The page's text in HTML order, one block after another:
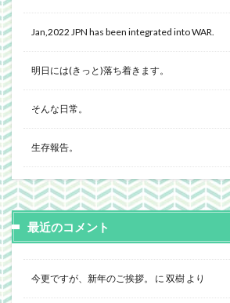
Jan,2022 JPN has been integrated into WAR.
明日には(きっと)落ち着きます。
そんな日常。
生存報告。
最近のコメント
今更ですが、新年のご挨拶。 に 双樹 より